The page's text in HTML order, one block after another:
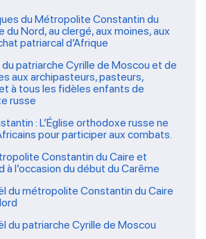
du Métropolite Constantin du
du Nord, au clergé, aux moines, aux
patriarcal d’Afrique
patriarche Cyrille de Moscou et de
aux archipasteurs, pasteurs,
à tous les fidèles enfants de
russe
: L’Église orthodoxe russe ne
pour participer aux combats.
Constantin du Caire et
à l’occasion du début du Carême
du métropolite Constantin du Caire
du patriarche Cyrille de Moscou